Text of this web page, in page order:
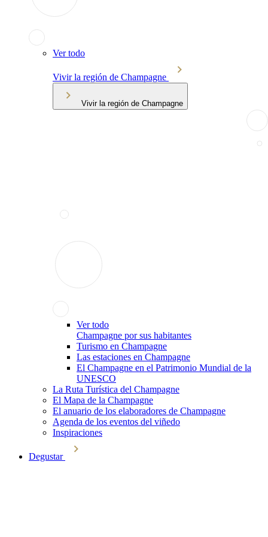
Ver todo
Vivir la región de Champagne
Vivir la región de Champagne
Ver todo
Champagne por sus habitantes
Turismo en Champagne
Las estaciones en Champagne
El Champagne en el Patrimonio Mundial de la
UNESCO
La Ruta Turística del Champagne
El Mapa de la Champagne
El anuario de los elaboradores de Champagne
Agenda de los eventos del viñedo
Inspiraciones
Degustar